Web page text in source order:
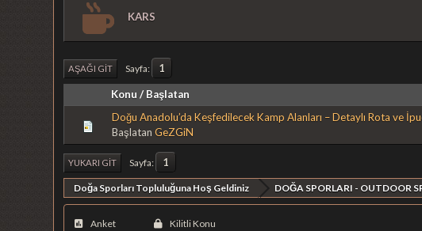
KARS
AŞAĞI GIT Sayfa 1
Konu / Başlatan
Doğu Anadolu’da Keşfedilecek Kamp Alanları – Detaylı Rota ve
BaşlatanGeZGiN
YUKARI GIT Sayfa 1
Doğa Sporları Topluluğuna Hoş Geldiniz DOĞA SPORLARI - OUTDOOR
Anket Kilitli Konu